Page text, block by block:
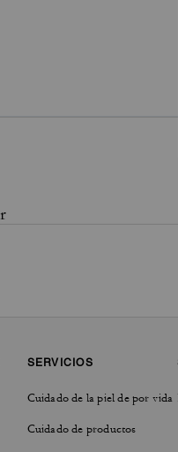
SERVICIOS
Cuidado de la piel de por vida
Cuidado de productos